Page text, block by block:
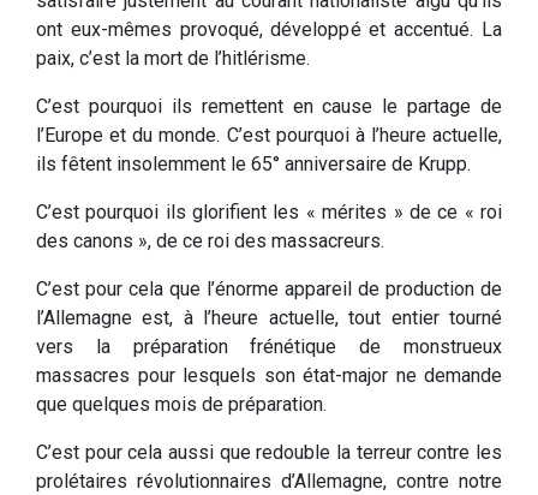
ont eux-mêmes provoqué, développé et accentué. La
paix, c’est la mort de l’hitlérisme.
C’est pourquoi ils remettent en cause le partage de
l’Europe et du monde. C’est pourquoi à l’heure actuelle,
ils fêtent insolemment le 65° anniversaire de Krupp.
C’est pourquoi ils glorifient les « mérites » de ce « roi
des canons », de ce roi des massacreurs.
C’est pour cela que l’énorme appareil de production de
l’Allemagne est, à l’heure actuelle, tout entier tourné
vers la préparation frénétique de monstrueux
massacres pour lesquels son état-major ne demande
que quelques mois de préparation.
C’est pour cela aussi que redouble la terreur contre les
prolétaires révolutionnaires d’Allemagne, contre notre